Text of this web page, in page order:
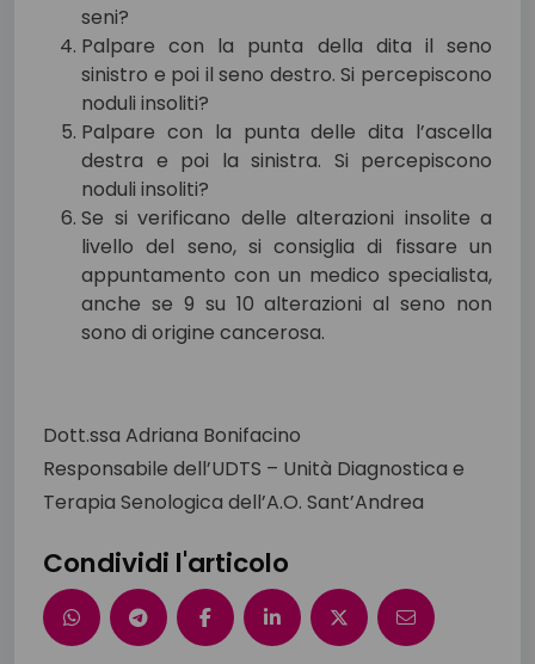
seni?
Palpare con la punta della dita il seno
sinistro e poi il seno destro. Si percepiscono
noduli insoliti?
Palpare con la punta delle dita l’ascella
destra e poi la sinistra. Si percepiscono
noduli insoliti?
Se si verificano delle alterazioni insolite a
livello del seno, si consiglia di fissare un
appuntamento con un medico specialista,
anche se 9 su 10 alterazioni al seno non
sono di origine cancerosa.
Dott.ssa Adriana Bonifacino
Responsabile dell’UDTS – Unità Diagnostica e
Terapia Senologica dell’A.O. Sant’Andrea
Condividi l'articolo